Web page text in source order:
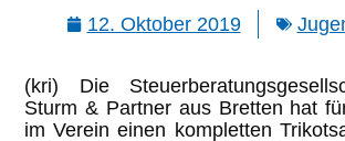
12. Oktober 2019
(kri) Die
Sturm & Partner aus Bretten hat
im Verein einen kompletten